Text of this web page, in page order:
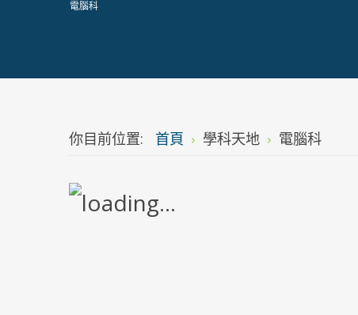
電腦科
你目前位置: 首頁 學科天地 電腦科